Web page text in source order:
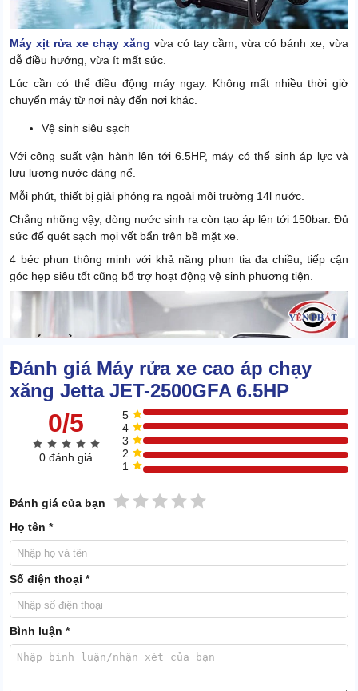
Máy xịt rửa xe chạy xăng vừa có tay cầm, vừa có bánh xe, vừa
dễ điều hướng, vừa ít mất sức.
Lúc cần có thể điều động máy ngay. Không mất nhiều thời giờ
chuyển máy từ nơi này đến nơi khác.
Vệ sinh siêu sạch
Với công suất vận hành lên tới 6.5HP, máy có thể sinh áp lực và
lưu lượng nước đáng nể.
Mỗi phút, thiết bị giải phóng ra ngoài môi trường 14l nước.
Chẳng những vậy, dòng nước sinh ra còn tạo áp lên tới 150bar. Đủ
sức để quét sạch mọi vết bẩn trên bề mặt xe.
4 béc phun thông minh với khả năng phun tia đa chiều, tiếp cận
góc hẹp siêu tốt cũng bổ trợ hoạt động vệ sinh phương tiện.
Độ ồn thấp
Máy xịt rửa xe Jettamạnh mẽ nhưng không phát ra tiếng động
khó nghe..
Độ ồn khi máy hoạt động chỉ khoảng 57dB, không ảnh hưởng đến
Đánh giá Máy rửa xe cao áp chạy
xăng Jetta JET-2500GFA 6.5HP
0/5
0 đánh giá
5
4
3
2
1
Đánh giá của bạn 5 sao
4 sao
3 sao
2 sao
1 sao
Họ tên *
Số điện thoại *
Bình luận *